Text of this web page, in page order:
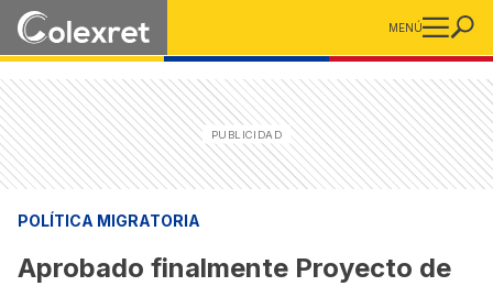
MENÚ
POLÍTICA MIGRATORIA
Aprobado finalmente Proyecto de